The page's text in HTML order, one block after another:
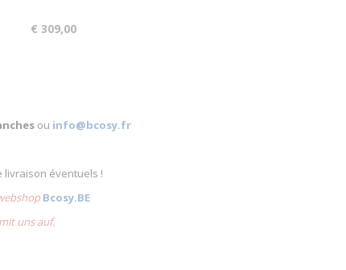
€ 309,00
ou info@bcosy.fr
éventuels !
Bcosy.BE
uns auf.